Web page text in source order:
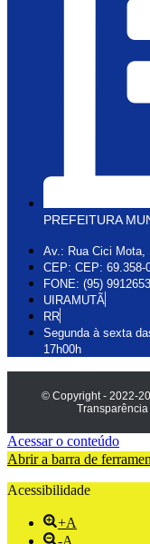
PREFEITURA
Av.: Rua Cici Mota,
CEP: CEP: 69.358-
FONE: (95)
UIRAMUTÃ
RR
Segunda à sexta
17h00h
© Copyright - 2022-
Acessar o conteúdo
Abrir a barra de
Acessibilidade
+A
-A